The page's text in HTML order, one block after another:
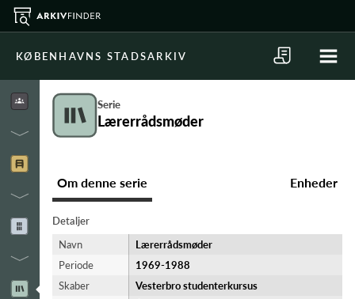
KØBENHAVNS STADSARKIV
Serie
Lærerrådsmøder
Om denne serie Enheder
Detaljer
Navn
Lærerrådsmøder
Periode
1969-​1988
Skaber
Vesterbro studenterkursus